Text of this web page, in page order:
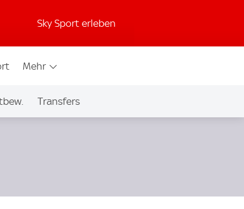
Sky Sport erleben
Mehr
Transfers